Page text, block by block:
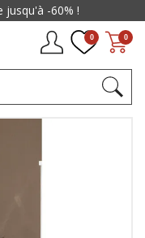
0
0
jusqu'à -60% !